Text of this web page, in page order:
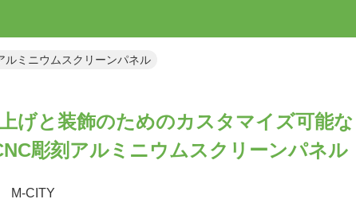
ルミニウムスクリーンパネル
げと装飾のためのカスタマイズ可能な
彫刻アルミニウムスクリーンパネル
M-CITY